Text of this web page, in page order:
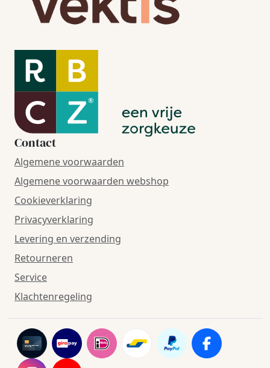
Contact
Algemene voorwaarden
Algemene voorwaarden webshop
Cookieverklaring
Privacyverklaring
Levering en verzending
Retourneren
Service
Klachtenregeling